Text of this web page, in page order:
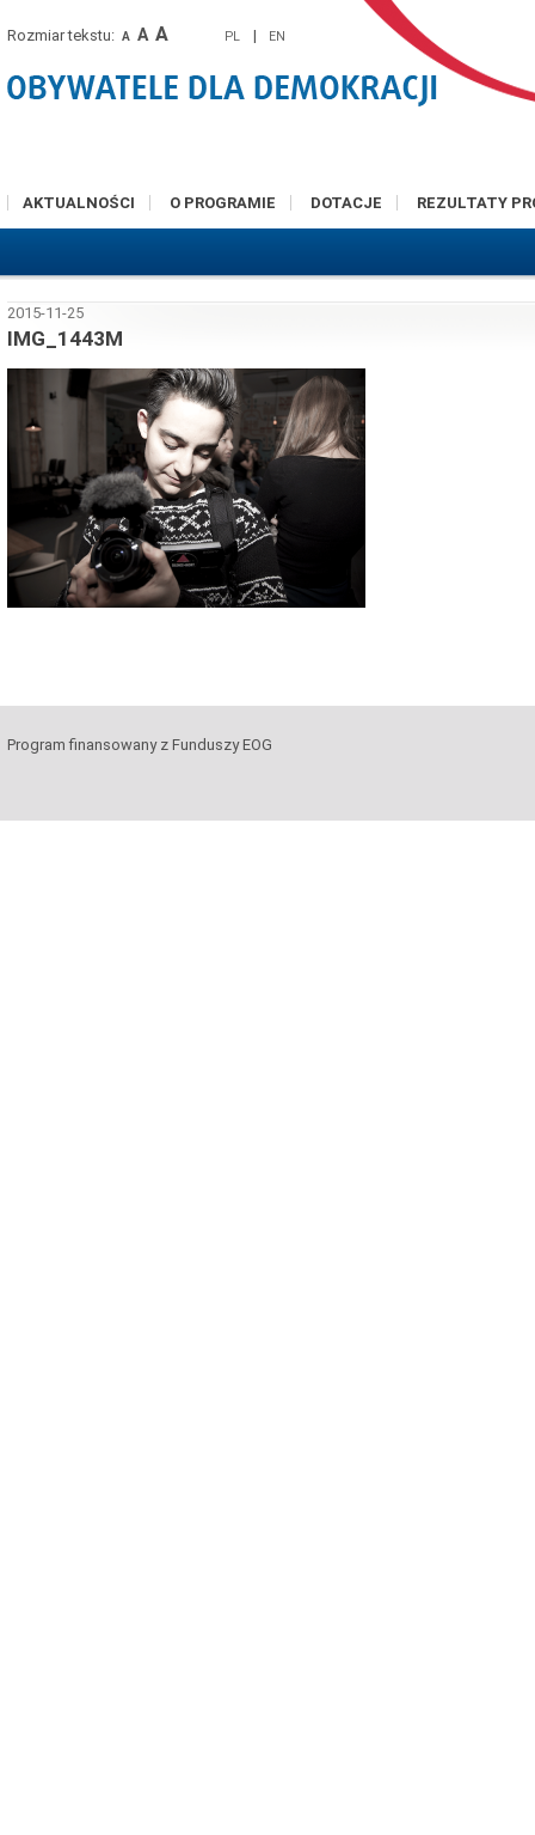
Rozmiar tekstu: A A A PL | EN
AKTUALNOŚCI O PROGRAMIE DOTACJE REZULTATY
2015-11-25
IMG_1443M
Program finansowany z Funduszy EOG